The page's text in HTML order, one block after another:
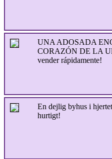
UNA ADOSADA
CORAZÓN DE LA
vender rápidamente!
En dejlig byhus i
hurtigt!